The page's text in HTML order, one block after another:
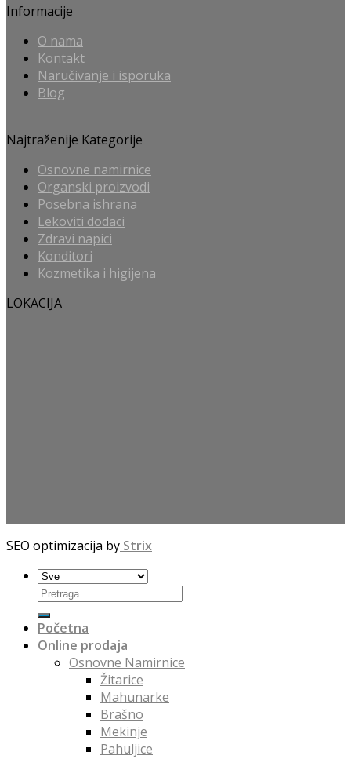
Informacije
O nama
Kontakt
Naručivanje i isporuka
Blog
Najtraženije Kategorije
Osnovne namirnice
Organski proizvodi
Posebna ishrana
Lekoviti dodaci
Zdravi napici
Konditori
Kozmetika i higijena
LOKACIJA
SEO optimizacija by Strix
Početna
Online prodaja
Osnovne Namirnice
Žitarice
Mahunarke
Brašno
Mekinje
Pahuljice